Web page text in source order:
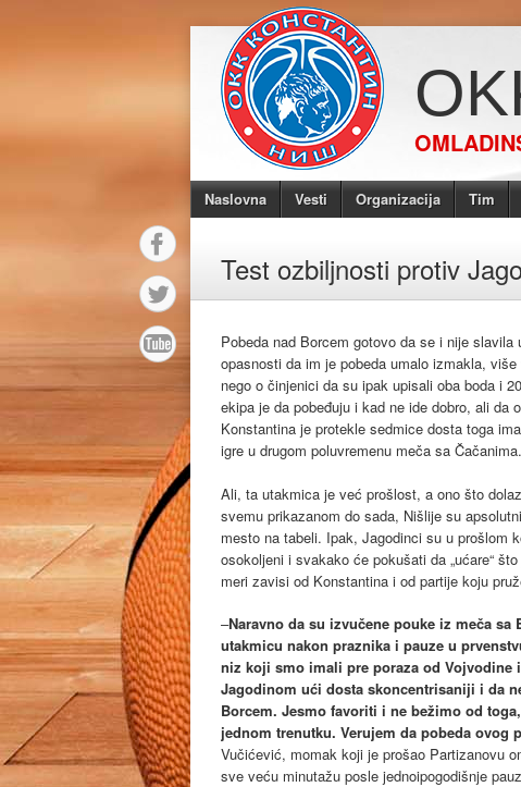
Naslovna Vesti Organizacija Tim
Test ozbiljnosti protiv
Pobeda nad Borcem gotovo da se i nije
opasnosti da im je pobeda umalo izmakla,
nego o činjenici da su ipak upisali oba boda i
ekipa je da pobeđuju i kad ne ide dobro, ali
Konstantina je protekle sedmice dosta toga
igre u drugom poluvremenu meča sa Čačanima.
Ali, ta utakmica je već prošlost, a ono što
svemu prikazanom do sada, Nišlije su
mesto na tabeli. Ipak, Jagodinci su u prošlom
osokoljeni i svakako će pokušati da „ućare“
meri zavisi od Konstantina i od partije koju
–Naravno da su izvučene pouke iz meča
utakmicu nakon praznika i pauze u
niz koji smo imali pre poraza od Vojvodine
Jagodinom ući dosta skoncentrisaniji i da
Borcem. Jesmo favoriti i ne bežimo od
jednom trenutku. Verujem da pobeda ovog
Vučićević, momak koji je prošao Partizanovu
sve veću minutažu posle jednoipogodišnje